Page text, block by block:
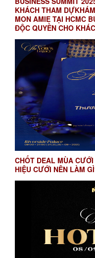
KHÁCH THAM
MON AMIE TẠI HCMC
ĐỘC QUYỀN CHO
CHỐT DEAL MÙA
HIỆU CƯỚI NÊN LÀM